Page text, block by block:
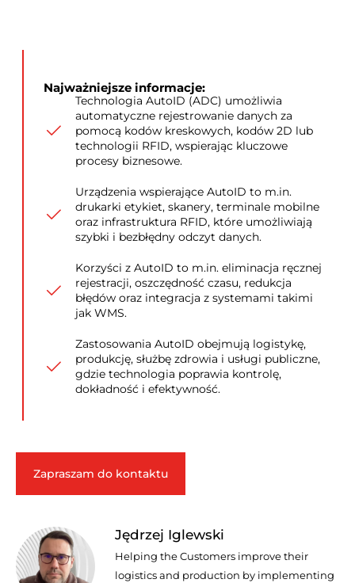
Najważniejsze informacje:
Technologia AutoID (ADC) umożliwia
automatyczne rejestrowanie danych za
pomocą kodów kreskowych, kodów 2D lub
technologii RFID, wspierając kluczowe
procesy biznesowe.
Urządzenia wspierające AutoID to m.in.
drukarki etykiet, skanery, terminale mobilne
oraz infrastruktura RFID, które umożliwiają
szybki i bezbłędny odczyt danych.
Korzyści z AutoID to m.in. eliminacja ręcznej
rejestracji, oszczędność czasu, redukcja
błędów oraz integracja z systemami takimi
jak WMS.
Zastosowania AutoID obejmują logistykę,
produkcję, służbę zdrowia i usługi publiczne,
gdzie technologia poprawia kontrolę,
dokładność i efektywność.
Zapraszam do kontaktu
Jędrzej Iglewski
Helping the Customers improve their
logistics and production by implementing